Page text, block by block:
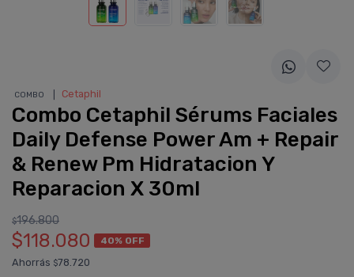
COMBO Cetaphil
Combo Cetaphil Sérums Faciales
Daily Defense Power Am + Repair
& Renew Pm Hidratacion Y
Reparacion X 30ml
$196.800
$118.080 40% OFF
Ahorrás $78.720